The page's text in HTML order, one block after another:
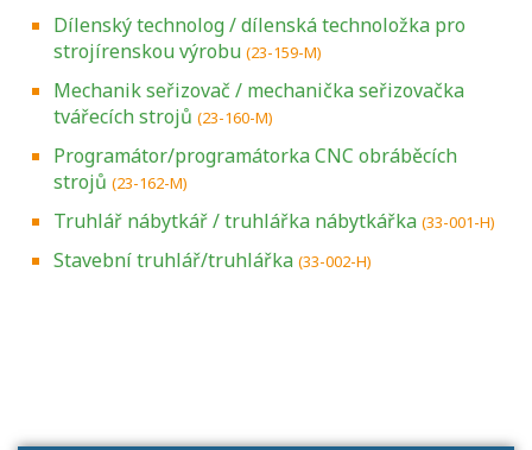
Dílenský technolog / dílenská technoložka pro
strojírenskou výrobu (23-159-M)
Mechanik seřizovač / mechanička seřizovačka
tvářecích strojů (23-160-M)
Programátor/programátorka CNC obráběcích
strojů (23-162-M)
Truhlář nábytkář / truhlářka nábytkářka (33-001-H)
Stavební truhlář/truhlářka (33-002-H)
Projděte si seznam profesních kvalifikací.